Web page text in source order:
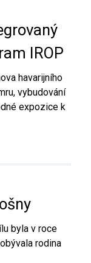
IROP
havarijního
vybudování
expozice k
byla v roce
rodina